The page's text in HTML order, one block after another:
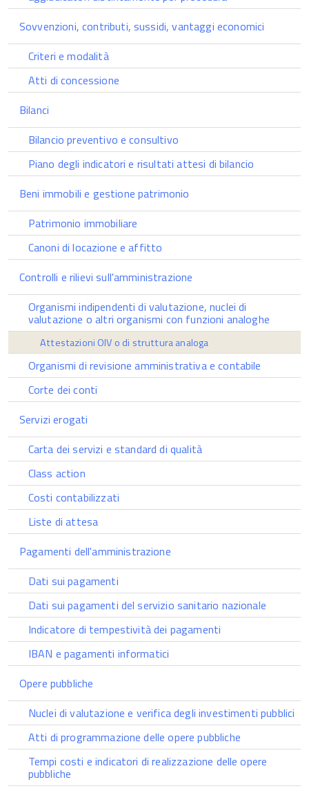
Sovvenzioni, contributi, sussidi, vantaggi economici
Criteri e modalità
Atti di concessione
Bilanci
Bilancio preventivo e consultivo
Piano degli indicatori e risultati attesi di bilancio
Beni immobili e gestione patrimonio
Patrimonio immobiliare
Canoni di locazione e affitto
Controlli e rilievi sull'amministrazione
Organismi indipendenti di valutazione, nuclei di
valutazione o altri organismi con funzioni analoghe
Attestazioni OIV o di struttura analoga
Organismi di revisione amministrativa e contabile
Corte dei conti
Servizi erogati
Carta dei servizi e standard di qualità
Class action
Costi contabilizzati
Liste di attesa
Pagamenti dell'amministrazione
Dati sui pagamenti
Dati sui pagamenti del servizio sanitario nazionale
Indicatore di tempestività dei pagamenti
IBAN e pagamenti informatici
Opere pubbliche
Nuclei di valutazione e verifica degli investimenti pubblici
Atti di programmazione delle opere pubbliche
Tempi costi e indicatori di realizzazione delle opere
pubbliche